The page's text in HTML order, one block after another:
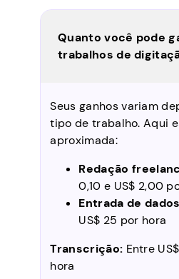
Quanto você pode
trabalhos de
Seus ganhos variam
tipo de trabalho. Aqui
aproximada:
Redação
0,10 e US$ 2,00
Entrada de
US$ 25 por hora
Transcrição: Entre
hora